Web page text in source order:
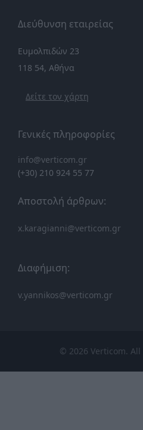
Διεύθυνση εταιρείας
Ευμολπιδών 23
118 54, Αθήνα
Δείτε τον χάρτη
Γενικές πληροφορίες
info@verticom.gr
(+30) 210 924 55 77
Αποστολή άρθρων:
x.karagianni@verticom.gr
Διαφήμιση:
v.yannikos@verticom.gr
© 2026 Verticom. All